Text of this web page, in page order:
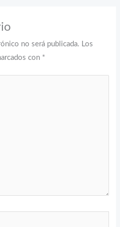
no será publicada. Los
con *